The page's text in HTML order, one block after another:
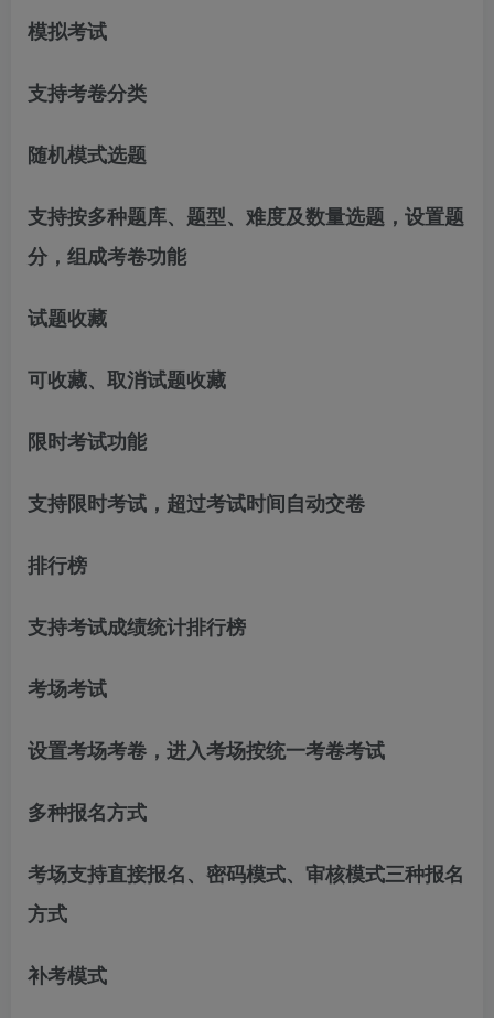
模拟考试
支持考卷分类
随机模式选题
支持按多种题库、题型、难度及数量选题，设置题
分，组成考卷功能
试题收藏
可收藏、取消试题收藏
限时考试功能
支持限时考试，超过考试时间自动交卷
排行榜
支持考试成绩统计排行榜
考场考试
设置考场考卷，进入考场按统一考卷考试
多种报名方式
考场支持直接报名、密码模式、审核模式三种报名
方式
补考模式